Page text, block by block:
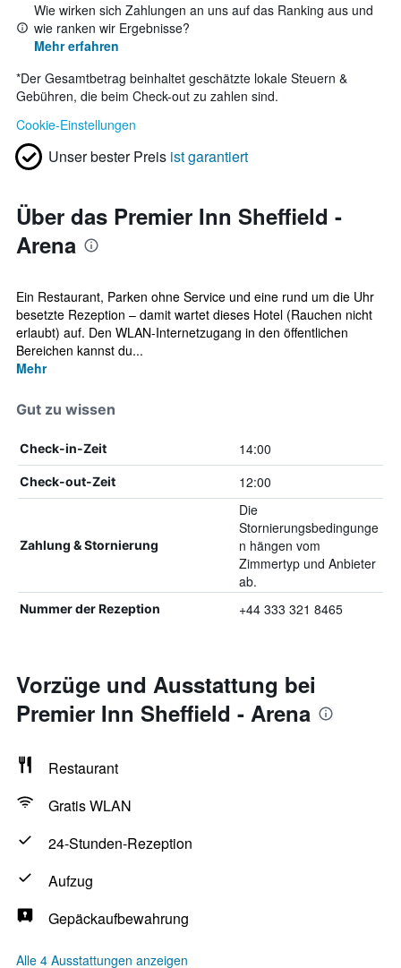
Wie wirken sich Zahlungen an uns auf das Ranking aus und
wie ranken wir Ergebnisse?
Mehr erfahren
*Der Gesamtbetrag beinhaltet geschätzte lokale Steuern &
Gebühren, die beim Check-out zu zahlen sind.
Cookie-Einstellungen
Unser bester Preis ist garantiert
Über das Premier Inn Sheffield -
Arena
Ein Restaurant, Parken ohne Service und eine rund um die Uhr
besetzte Rezeption – damit wartet dieses Hotel (Rauchen nicht
erlaubt) auf. Den WLAN-Internetzugang in den öffentlichen
Bereichen kannst du...
Mehr
Gut zu wissen
Check-in-Zeit 14:00
Check-out-Zeit 12:00
Zahlung & Stornierung
Die
Stornierungsbedingunge
n hängen vom
Zimmertyp und Anbieter
ab.
Nummer der Rezeption +44 333 321 8465
Vorzüge und Ausstattung bei
Premier Inn Sheffield - Arena
Restaurant
Gratis WLAN
24-Stunden-Rezeption
Aufzug
Gepäckaufbewahrung
Alle 4 Ausstattungen anzeigen